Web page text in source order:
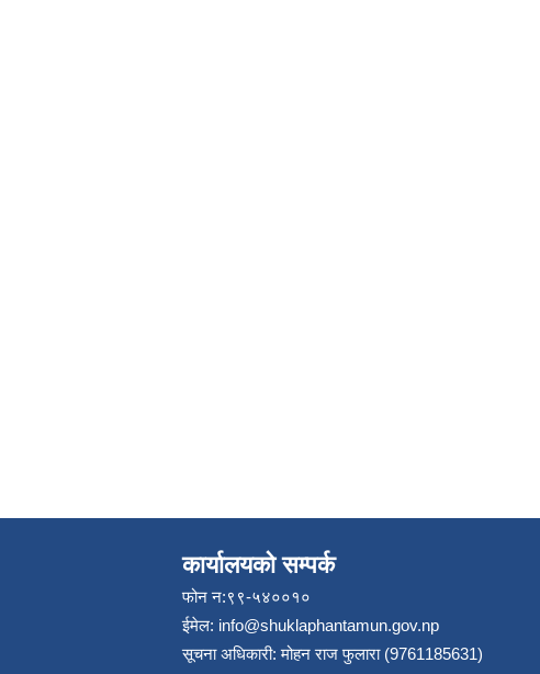
कार्यालयको सम्पर्क
फोन न:९९-५४००१०
ईमेल: info@shuklaphantamun.gov.np
सूचना अधिकारी: मोहन राज फुलारा (9761185631)